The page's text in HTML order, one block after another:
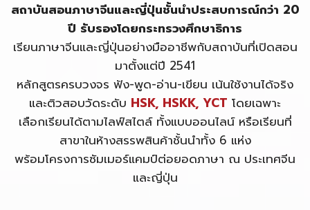
ดต่อ OKLS
8 เหตุผลที่คนเลือกเรียนภาษาจีน ภาษาญี่ปุ่นกับ OKLS
สถาบันสอนภาษาจีนและญี่ปุ่นชั้นนำประสบการณ์กว่า 20
ปี รับรองโดยกระทรวงศึกษาธิการ
เรียนภาษาจีนและญี่ปุ่นอย่างมืออาชีพกับสถาบันที่เปิดสอน
มาตั้งแต่ปี 2541
หลักสูตรครบวงจร ฟัง-พูด-อ่าน-เขียน เน้นใช้งานได้จริง
และติวสอบวัดระดับ HSK, HSKK, YCT โดยเฉพาะ
เลือกเรียนได้ตามไลฟ์สไตล์ ทั้งแบบออนไลน์ หรือเรียนที่
สาขาในห้างสรรพสินค้าชั้นนำทั้ง 6 แห่ง
พร้อมโครงการซัมเมอร์แคมป์ต่อยอดภาษา ณ ประเทศจีน
และญี่ปุ่น